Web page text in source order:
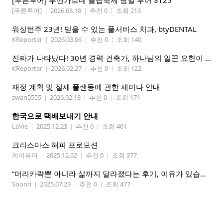
[푸른투어] | 2026.03.18 | 추천 0 | 조회 213
워싱턴주 23년! 믿을 수 있는 풀서비스 치과, btyDENTAL
KReporter | 2026.03.06 | 추천 0 | 조회 140
진짜가 나타났다! 30년 경력 건축가, 하나님의 일꾼 요한이 책임 시공합니다.
KReporter | 2026.02.27 | 추천 0 | 조회 122
재정 계획 및 절세 플랜등에 관한 세미나 안내
swan5555 | 2026.02.18 | 추천 0 | 조회 171
한국으로 택배보내기 안내
LaVie | 2025.12.23 | 추천 0 | 조회 461
크리스마스 해피 프로모션
케이뷰티 | 2025.12.02 | 추천 0 | 조회 377
“머리카락뿐 아니라 삶까지 달라졌다는 후기, 이유가 있습니다
Soonri | 2025.07.29 | 추천 0 | 조회 477